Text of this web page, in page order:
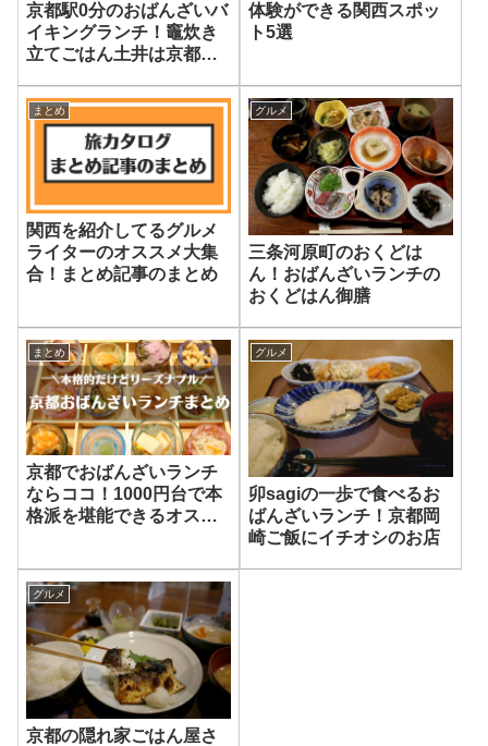
京都駅0分のおばんざいバ
イキングランチ！竈炊き
立てごはん土井は京都最
体験ができる関西スポッ
ト5選
まとめ
関西を紹介してるグルメ
ライターのオススメ大集
合！まとめ記事のまとめ
グルメ
三条河原町のおくどは
ん！おばんざいランチの
おくどはん御膳
まとめ
京都でおばんざいランチ
ならココ！1000円台で本
格派を堪能できるオスス
グルメ
卯sagiの一歩で食べるお
ばんざいランチ！京都岡
崎ご飯にイチオシのお店
グルメ
京都の隠れ家ごはん屋さ